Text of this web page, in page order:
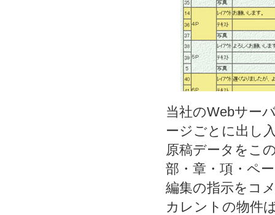
当社のWebサー
ージごとに出し
原稿データをこ
部・章・項・ペ
編集の指示をコ
カレントの物件